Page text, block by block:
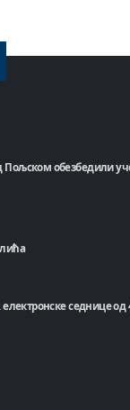
Пољском обезбедили
седнице од